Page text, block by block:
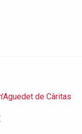
de Càritas